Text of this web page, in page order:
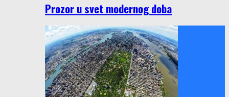
Prozor u svet modernog doba